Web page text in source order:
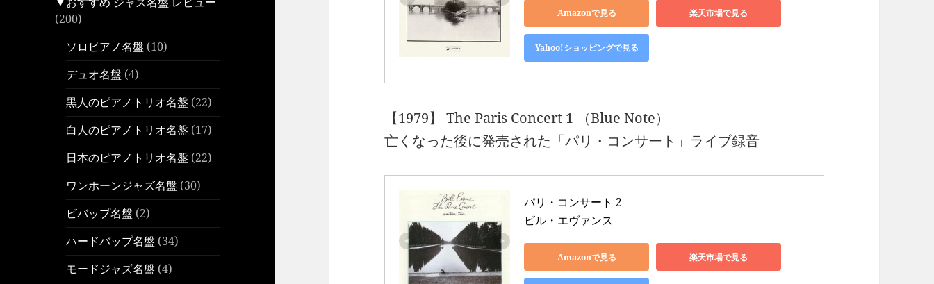
(200)
ソロピアノ名盤 (10)
デュオ名盤 (4)
黒人のピアノトリオ名盤 (22)
白人のピアノトリオ名盤 (17)
日本のピアノトリオ名盤 (22)
ワンホーンジャズ名盤 (30)
ビバップ名盤 (2)
ハードバップ名盤 (34)
モードジャズ名盤 (4)
Amazonで見る 楽天市場で見る
Yahoo!ショッピングで見る
【1979】 The Paris Concert 1 （Blue Note）
亡くなった後に発売された「パリ・コンサート」ライブ録音
パリ・コンサート 2
ビル・エヴァンス
Amazonで見る 楽天市場で見る